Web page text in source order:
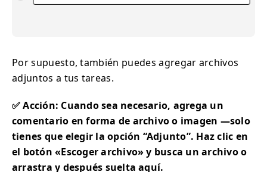
Por supuesto, también puedes agregar archivos
adjuntos a tus tareas.
✅ Acción: Cuando sea necesario, agrega un
comentario en forma de archivo o imagen —solo
tienes que elegir la opción “Adjunto”. Haz clic en
el botón «Escoger archivo» y busca un archivo o
arrastra y después suelta aquí.